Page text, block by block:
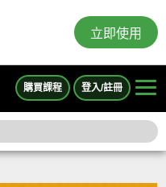
立即使用
購買課程 登入/註冊